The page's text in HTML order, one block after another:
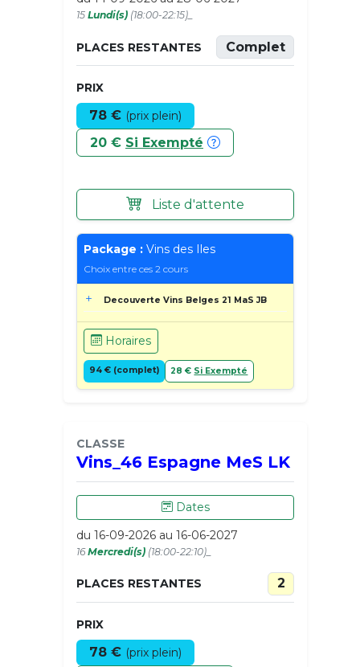
15 Lundi(s) (18:00-22:15)_
PLACES RESTANTES Complet
PRIX
78 € (prix plein)
20 € Si Exempté
Liste d'attente
Package : Vins des Iles
Choix entre ces 2 cours
Decouverte Vins Belges 21 MaS JB
Horaires
94 € (complet) 28 € Si Exempté
CLASSE
Vins_46 Espagne MeS LK
Dates
du 16-09-2026 au 16-06-2027
16Mercredi(s) (18:00-22:10)_
PLACES RESTANTES 2
PRIX
78 € (prix plein)